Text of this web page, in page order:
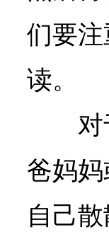
们要
读。
爸妈
自己散